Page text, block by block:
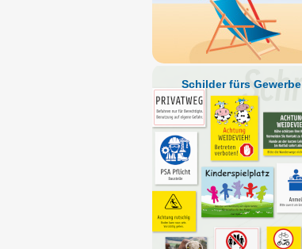
Schilder fürs Gewerbe